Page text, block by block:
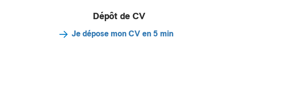
Dépôt de CV
Je dépose mon CV en 5 min